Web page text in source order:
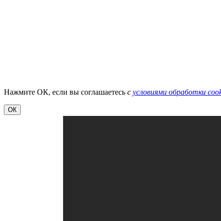
Нажмите ОК, если вы соглашаетесь с условиями обработки
ОК